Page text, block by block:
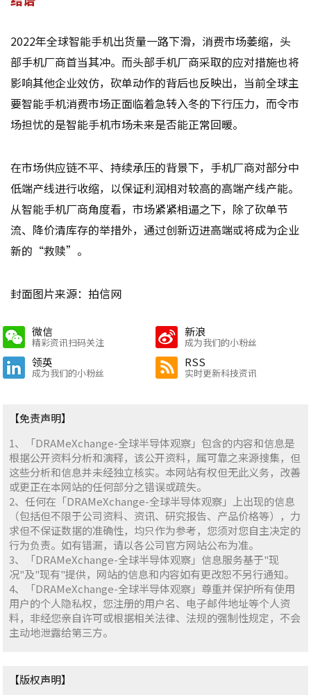
2022年全球智能手机出货量一路下滑，消费市场萎缩，头
部手机厂商首当其冲。而头部手机厂商采取的应对措施也将
影响其他企业效仿，砍单动作的背后也反映出，当前全球主
要智能手机消费市场正面临着急转入冬的下行压力，而令市
场担忧的是智能手机市场未来是否能正常回暖。
在市场供应链不平、持续承压的背景下，手机厂商对部分中
低端产线进行收缩，以保证利润相对较高的高端产线产能。
从智能手机厂商角度看，市场紧紧相逼之下，除了砍单节
流、降价清库存的举措外，通过创新迈进高端或将成为企业
新的“救赎”。
封面图片来源：拍信网
微信
精彩资讯扫码关注
新浪
成为我们的小粉丝
领英
成为我们的小粉丝
RSS
实时更新科技资讯
【免责声明】
1、「DRAMeXchange-全球半导体观察」包含的内容和信息是
根据公开资料分析和演释，该公开资料，属可靠之来源搜集，但
这些分析和信息并未经独立核实。本网站有权但无此义务，改善
或更正在本网站的任何部分之错误或疏失。
2、任何在「DRAMeXchange-全球半导体观察」上出现的信息
（包括但不限于公司资料、资讯、研究报告、产品价格等），力
求但不保证数据的准确性，均只作为参考，您须对您自主决定的
行为负责。如有错漏，请以各公司官方网站公布为准。
3、「DRAMeXchange-全球半导体观察」信息服务基于"现
况"及"现有"提供，网站的信息和内容如有更改恕不另行通知。
4、「DRAMeXchange-全球半导体观察」尊重并保护所有使用
用户的个人隐私权，您注册的用户名、电子邮件地址等个人资
料，非经您亲自许可或根据相关法律、法规的强制性规定，不会
主动地泄露给第三方。
【版权声明】